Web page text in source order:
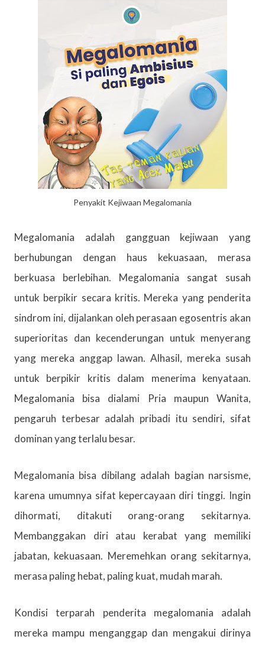
Penyakit Kejiwaan Megalomania
Megalomania adalah gangguan kejiwaan yang
berhubungan dengan haus kekuasaan, merasa
berkuasa berlebihan. Megalomania sangat susah
untuk berpikir secara kritis. Mereka yang penderita
sindrom ini, dijalankan oleh perasaan egosentris akan
superioritas dan kecenderungan untuk menyerang
yang mereka anggap lawan. Alhasil, mereka susah
untuk berpikir kritis dalam menerima kenyataan.
Megalomania bisa dialami Pria maupun Wanita,
pengaruh terbesar adalah pribadi itu sendiri, sifat
dominan yang terlalu besar.
Megalomania bisa dibilang adalah bagian narsisme,
karena umumnya sifat kepercayaan diri tinggi. Ingin
dihormati, ditakuti orang-orang sekitarnya.
Membanggakan diri atau kerabat yang memiliki
jabatan, kekuasaan. Meremehkan orang sekitarnya,
merasa paling hebat, paling kuat, mudah marah.
Kondisi terparah penderita megalomania adalah
mereka mampu menganggap dan mengakui dirinya